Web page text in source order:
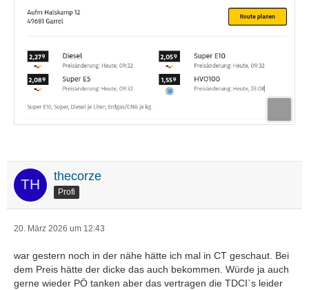
thecorze
Profi
20. März 2026 um 12:43
war gestern noch in der nähe hätte ich mal in CT geschaut. Bei
dem Preis hätte der dicke das auch bekommen. Würde ja auch
gerne wieder PÖ tanken aber das vertragen die TDCI`s leider